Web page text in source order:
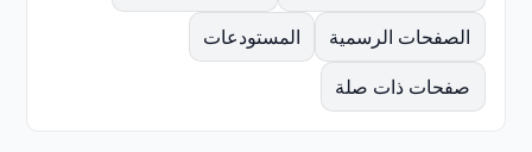
الصفحات الرسمية المستودعات
صفحات ذات صلة